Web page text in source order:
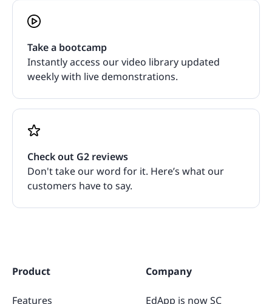
Take a bootcamp
Instantly access our video library updated
weekly with live demonstrations.
Check out G2 reviews
Don't take our word for it. Here’s what our
customers have to say.
Product
Features
Company
EdApp is now SC